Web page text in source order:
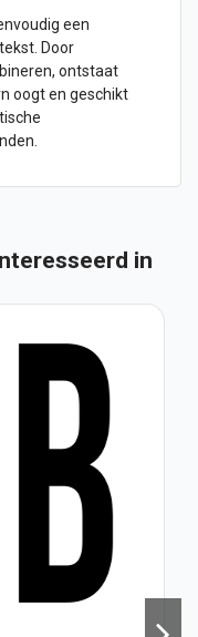
een
Door
ontstaat
oogt en geschikt
in